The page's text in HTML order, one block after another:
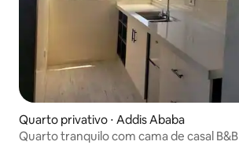
Quarto privativo ⋅ Addis Ababa
Quarto tranquilo com cama de casal B&B